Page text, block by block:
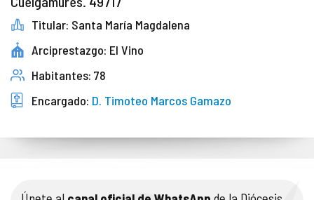
Titular: Santa María Magdalena
Arciprestazgo: El Vino
Habitantes: 78
Encargado: D. Timoteo Marcos Gamazo